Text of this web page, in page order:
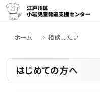
ホーム 相談したい
はじめての方へ